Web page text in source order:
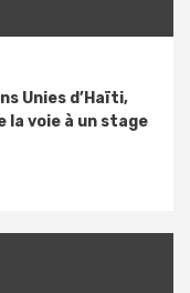
Unies d’Haïti,
la voie à un stage